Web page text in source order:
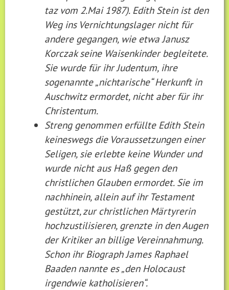
taz vom 2.Mai 1987). Edith Stein ist den
Weg ins Vernichtungslager nicht für
andere gegangen, wie etwa Janusz
Korczak seine Waisenkinder begleitete.
Sie wurde für ihr Judentum, ihre
sogenannte „nichtarische“ Herkunft in
Auschwitz ermordet, nicht aber für ihr
Christentum.
Streng genommen erfüllte Edith Stein
keineswegs die Voraussetzungen einer
Seligen, sie erlebte keine Wunder und
wurde nicht aus Haß gegen den
christlichen Glauben ermordet. Sie im
nachhinein, allein auf ihr Testament
gestützt, zur christlichen Märtyrerin
hochzustilisieren, grenzte in den Augen
der Kritiker an billige Vereinnahmung.
Schon ihr Biograph James Raphael
Baaden nannte es „den Holocaust
irgendwie katholisieren“.